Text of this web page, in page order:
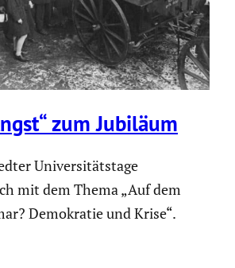
zum Jubiläum
Universitätstage
mit dem Thema „Auf dem
Demokratie und Krise“.